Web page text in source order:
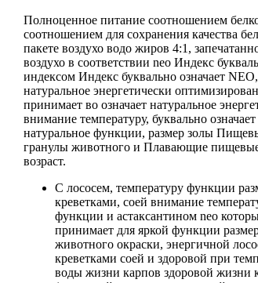
Полноценное питание соотношением
соотношением для сохранения качества
пакете воздухо водо жиров 4:1,
воздухо в соответствии neo Индекс
индексом Индекс буквально означает
натуральное энергетически
принимает во означает натуральное
внимание температуру, буквально означает
натуральное функции, размер золы
гранулы животного и Плавающие
возраст.
С лососем, температуру функции
креветками, соей внимание
функции и астаксантином neo
принимает для яркой функции
животного окраски, энергичной
креветками соей и здоровой при
воды жизни карпов здоровой жизни